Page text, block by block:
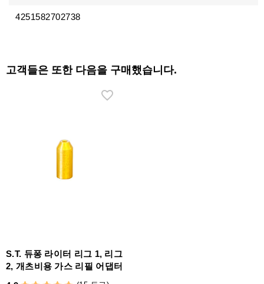
4251582702738
고객들은 또한 다음을 구매했습니다.
S.T. 듀퐁 라이터 리그 1, 리그
2, 개츠비용 가스 리필 어댑터